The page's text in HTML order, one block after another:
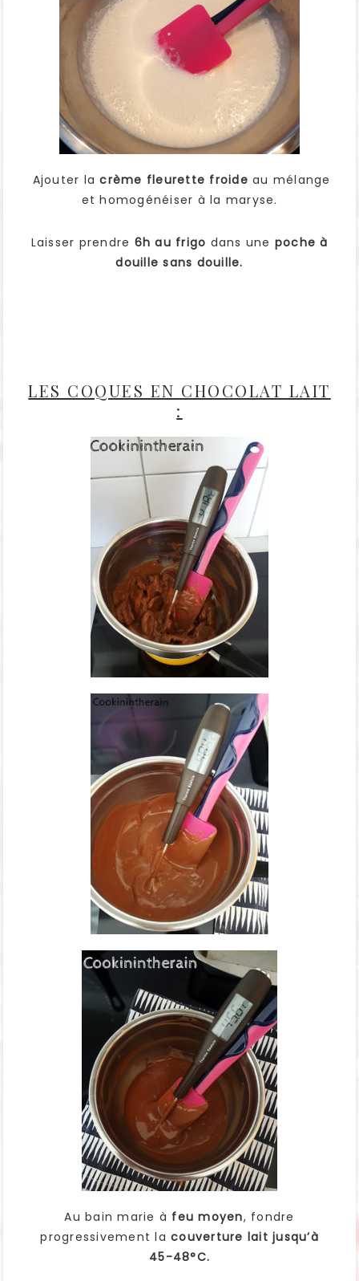
Ajouter lacrème fleurette froide au mélange
et homogénéiser à la maryse.
Laisser prendre 6h au frigo dans une poche à
douille sans douille.
LES COQUES EN CHOCOLAT LAIT
:
Au bain marie à feu moyen, fondre
progressivement la couverture lait jusqu’à
45-48°C.